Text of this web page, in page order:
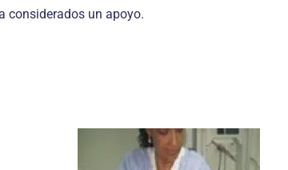
consi­derados un apoyo.